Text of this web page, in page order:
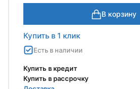
В корзину
Купить в 1 клик
Есть в наличии
Купить в кредит
Купить в рассрочку